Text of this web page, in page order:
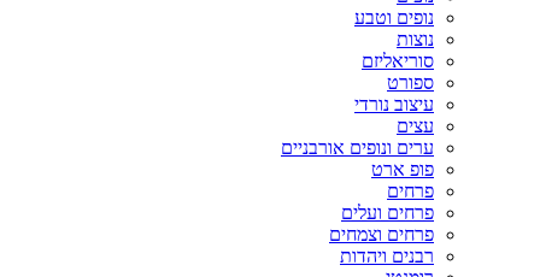
נופים וטבע
נוצות
סוריאליזם
ספורט
עיצוב נורדי
עצים
ערים ונופים אורבניים
פופ ארט
פרחים
פרחים ועלים
פרחים וצמחים
רבנים ויהדות